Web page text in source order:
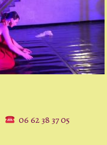
06 62 38 37 05